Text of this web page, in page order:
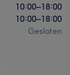
10:00–18:00
10:00–18:00
Gesloten